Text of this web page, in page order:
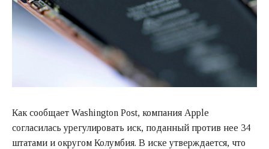
Как сообщает Washington Post, компания Apple
согласилась урегулировать иск, поданный против нее 34
штатами и округом Колумбия. В иске утверждается, что